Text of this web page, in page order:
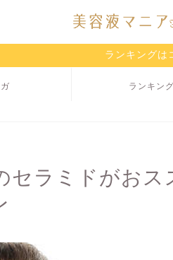
ランキングは
ランキング
セラミドがおス